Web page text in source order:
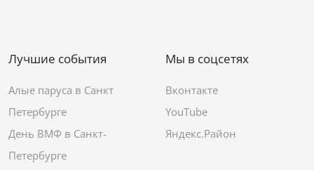
Лучшие события
Алые паруса в Санкт
Петербурге
День ВМФ в Санкт-
Петербурге
Мы в соцсетях
Вконтакте
YouTube
Яндекс.Район